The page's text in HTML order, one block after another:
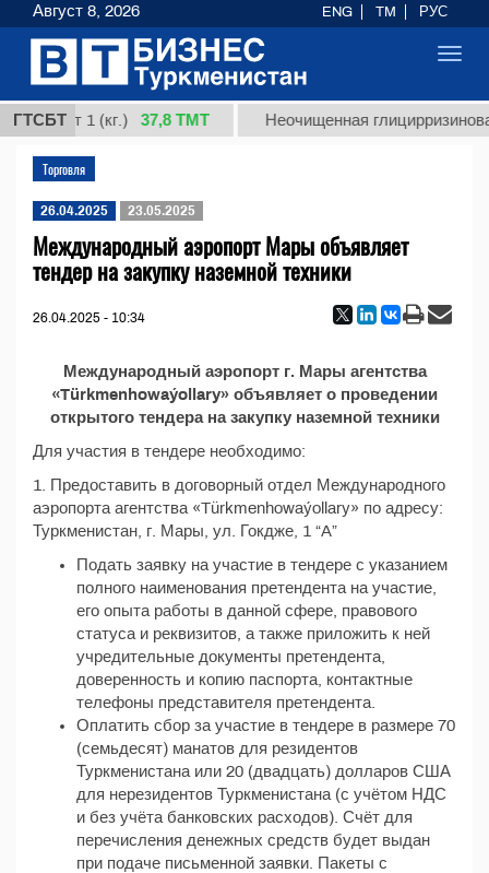
ГТСБТ
сорт 1 (кг.) 37,8 ТМТ Неочищенная
Торговля
26.04.2025 23.05.2025
Международный аэропорт Мары объявляет
тендер на закупку наземной техники
26.04.2025 - 10:34
Международный аэропорт г. Мары агентства
«Türkmenhowaýollary» объявляет о проведении
открытого тендера на закупку наземной техники
Для участия в тендере необходимо:
1. Предоставить в договорный отдел Международного
аэропорта агентства «Türkmenhowaýollary» по адресу:
Туркменистан, г. Мары, ул. Гокдже, 1 “A”
Подать заявку на участие в тендере с указанием
полного наименования претендента на участие,
его опыта работы в данной сфере, правового
статуса и реквизитов, а также приложить к ней
учредительные документы претендента,
доверенность и копию паспорта, контактные
телефоны представителя претендента.
Оплатить сбор за участие в тендере в размере 70
(семьдесят) манатов для резидентов
Туркменистана или 20 (двадцать) долларов США
для нерезидентов Туркменистана (с учётом НДС
и без учёта банковских расходов). Счёт для
перечисления денежных средств будет выдан
при подаче письменной заявки. Пакеты с
Август 8, 2026 ENG TM РУС